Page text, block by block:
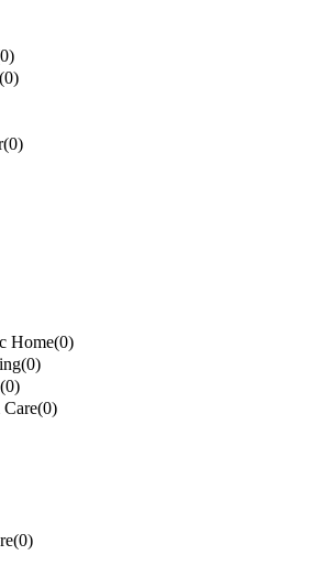
(0)
(0)
Home(0)
(0)
(0)
Care(0)
(0)